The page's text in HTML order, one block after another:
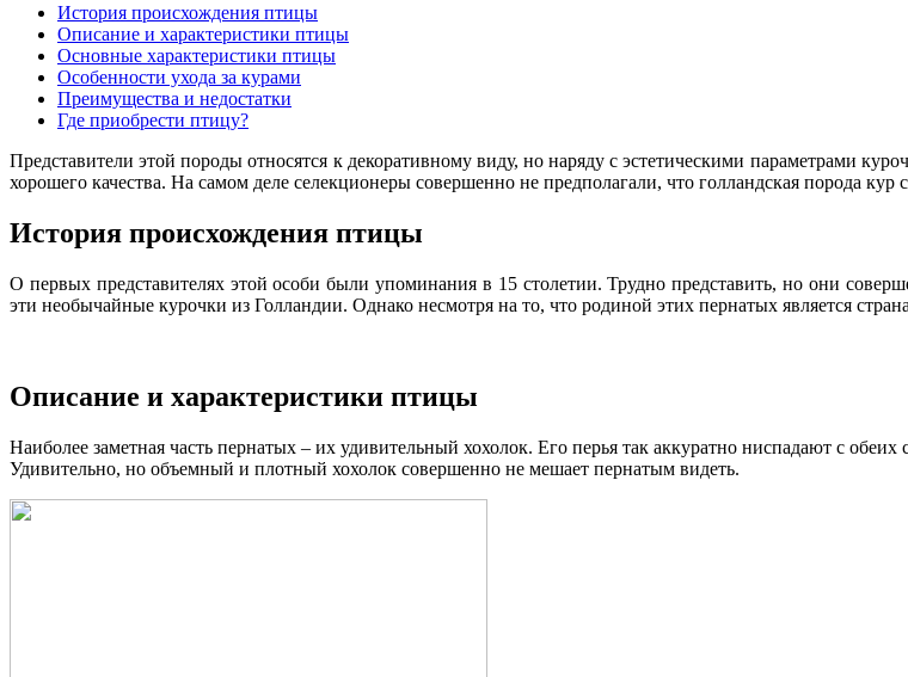
История происхождения птицы
Описание и характеристики птицы
Основные характеристики птицы
Особенности ухода за курами
Преимущества и недостатки
Где приобрести птицу?
Представители этой породы относятся к декоративному виду, но наряду с эстетическими параметрами
хорошего качества. На самом деле селекционеры совершенно не предполагали, что голландская порода кур
История происхождения птицы
О первых представителях этой особи были упоминания в 15 столетии. Трудно представить, но они
эти необычайные курочки из Голландии. Однако несмотря на то, что родиной этих пернатых является
Описание и характеристики птицы
Наиболее заметная часть пернатых – их удивительный хохолок. Его перья так аккуратно ниспадают с
Удивительно, но объемный и плотный хохолок совершенно не мешает пернатым видеть.